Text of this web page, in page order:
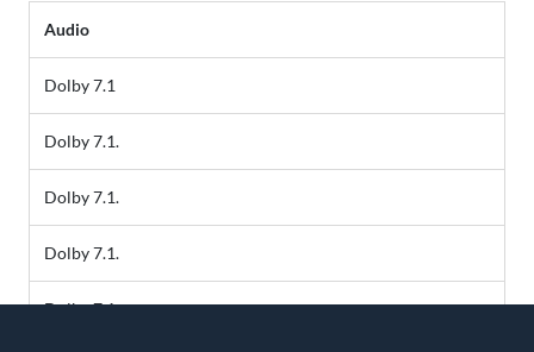
Audio
Dolby 7.1
Dolby 7.1.
Dolby 7.1.
Dolby 7.1.
Dolby 7.1